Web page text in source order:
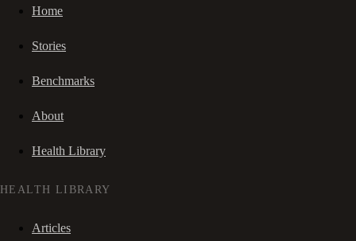
Home
Stories
Benchmarks
About
Health Library
HEALTH LIBRARY
Articles